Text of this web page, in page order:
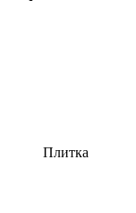
Плитка